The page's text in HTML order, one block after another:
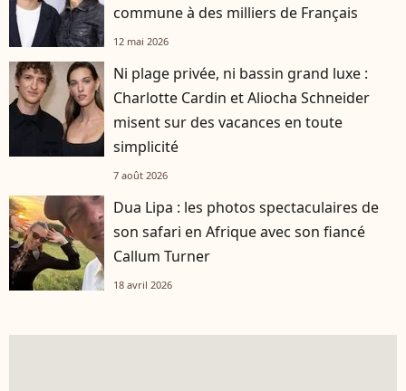
commune à des milliers de Français
12 mai 2026
Ni plage privée, ni bassin grand luxe :
Charlotte Cardin et Aliocha Schneider
misent sur des vacances en toute
simplicité
7 août 2026
Dua Lipa : les photos spectaculaires de
son safari en Afrique avec son fiancé
Callum Turner
18 avril 2026